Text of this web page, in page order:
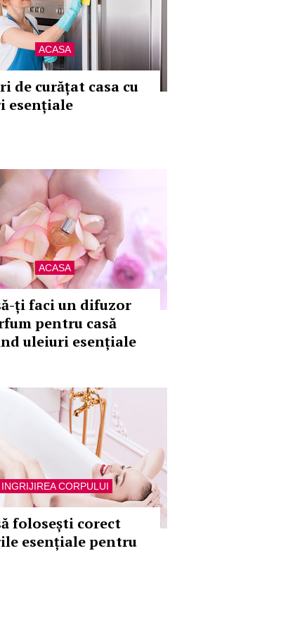
ACASA
de curățat casa cu
esențiale
ACASA
ți faci un difuzor
pentru casă
uleiuri esențiale
INGRIJIREA CORPULUI
folosești corect
esențiale pentru